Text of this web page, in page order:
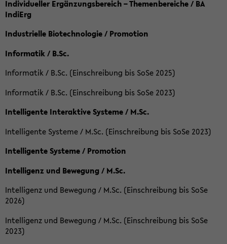
Individueller Ergänzungsbereich – Themenbereiche / BA
IndiErg
Industrielle Biotechnologie / Promotion
Informatik / B.Sc.
Informatik / B.Sc. (Einschreibung bis SoSe 2025)
Informatik / B.Sc. (Einschreibung bis SoSe 2023)
Intelligente Interaktive Systeme / M.Sc.
Intelligente Systeme / M.Sc. (Einschreibung bis SoSe 2023)
Intelligente Systeme / Promotion
Intelligenz und Bewegung / M.Sc.
Intelligenz und Bewegung / M.Sc. (Einschreibung bis SoSe
2026)
Intelligenz und Bewegung / M.Sc. (Einschreibung bis SoSe
2023)